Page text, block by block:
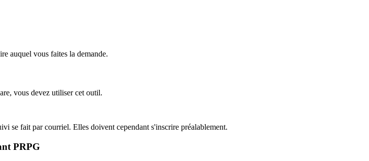
auquel vous faites la demande.
vous devez utiliser cet outil.
se fait par courriel. Elles doivent cependant s'inscrire préalablement.
PRPG